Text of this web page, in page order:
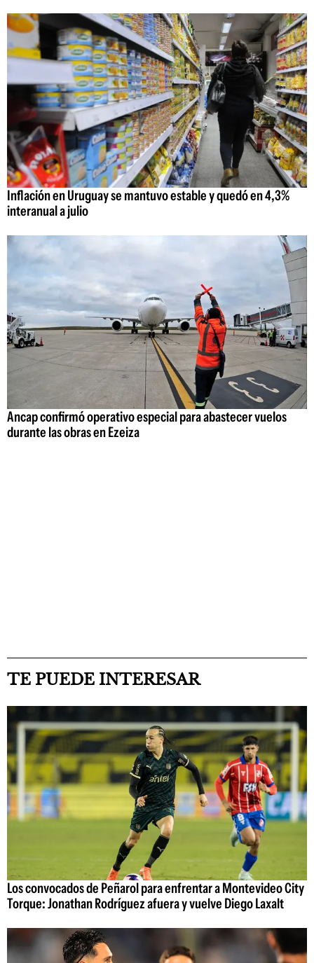
Inflación en Uruguay se mantuvo estable y quedó en 4,3%
interanual a julio
Ancap confirmó operativo especial para abastecer vuelos
durante las obras en Ezeiza
TE PUEDE INTERESAR
Los convocados de Peñarol para enfrentar a Montevideo City
Torque: Jonathan Rodríguez afuera y vuelve Diego Laxalt